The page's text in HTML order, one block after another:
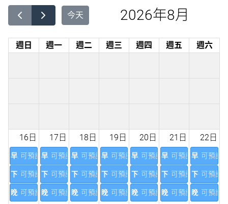
今天 2026年8月
週日 週一 週二 週三 週四 週五 週六
16日
早上可預訂(30)
下午可預訂(30)
晚上可預訂(30)
17日
早上可預訂(24)
下午可預訂(24)
晚上可預訂(30)
18日
早上可預訂(24)
下午可預訂(24)
晚上可預訂(30)
19日
早上可預訂(24)
下午可預訂(24)
晚上可預訂(30)
20日
早上可預訂(24)
下午可預訂(24)
晚上可預訂(30)
21日
早上可預訂(24)
下午可預訂(24)
晚上可預訂(30)
22日
早上可預訂
下午可預訂
晚上可預訂